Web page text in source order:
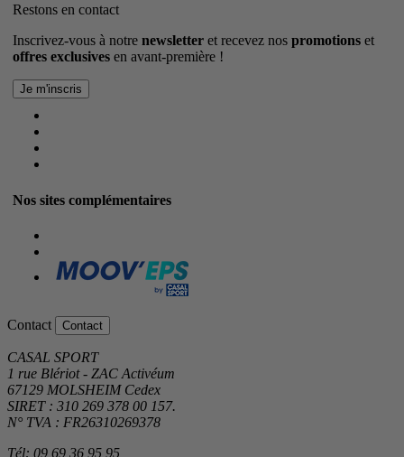
Restons en contact
Inscrivez-vous à notre newsletter et recevez nos promotions et
offres exclusives en avant-première !
Nos sites complémentaires
Contact Contact
CASAL SPORT
1 rue Blériot - ZAC Activéum
67129 MOLSHEIM Cedex
SIRET : 310 269 378 00 157.
N° TVA : FR26310269378
Tél: 09 69 36 95 95